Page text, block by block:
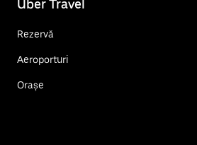
Uber Travel
Rezervă
Aeroporturi
Orașe